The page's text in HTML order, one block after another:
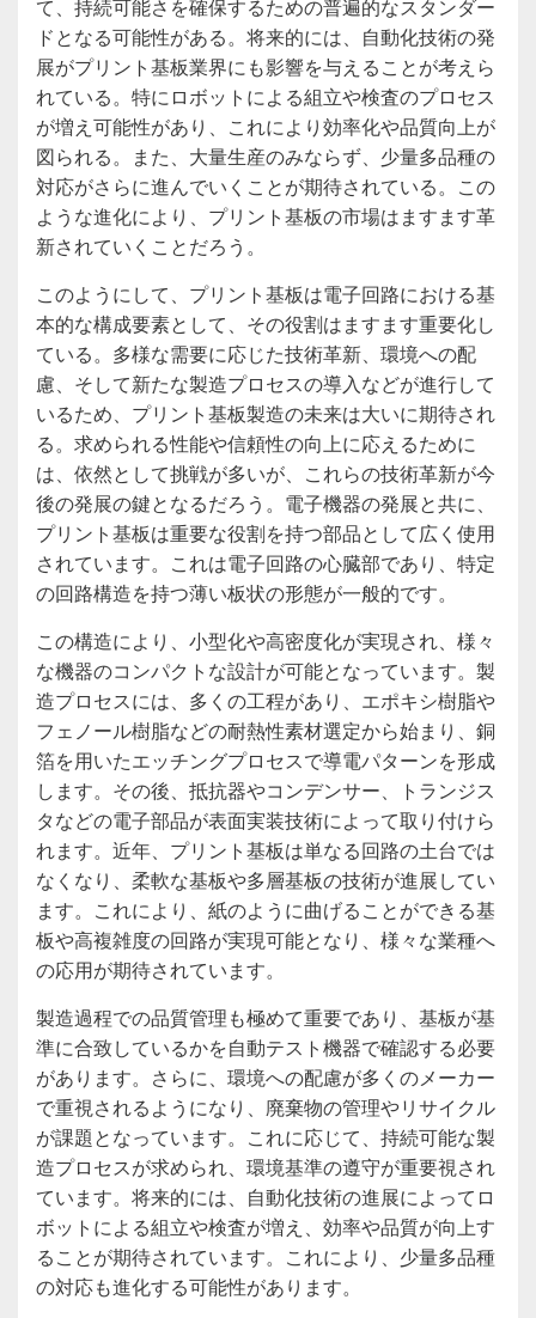
て、持続可能さを確保するための普遍的なスタンダー
ドとなる可能性がある。将来的には、自動化技術の発
展がプリント基板業界にも影響を与えることが考えら
れている。特にロボットによる組立や検査のプロセス
が増え可能性があり、これにより効率化や品質向上が
図られる。また、大量生産のみならず、少量多品種の
対応がさらに進んでいくことが期待されている。この
ような進化により、プリント基板の市場はますます革
新されていくことだろう。
このようにして、プリント基板は電子回路における基
本的な構成要素として、その役割はますます重要化し
ている。多様な需要に応じた技術革新、環境への配
慮、そして新たな製造プロセスの導入などが進行して
いるため、プリント基板製造の未来は大いに期待され
る。求められる性能や信頼性の向上に応えるために
は、依然として挑戦が多いが、これらの技術革新が今
後の発展の鍵となるだろう。電子機器の発展と共に、
プリント基板は重要な役割を持つ部品として広く使用
されています。これは電子回路の心臓部であり、特定
の回路構造を持つ薄い板状の形態が一般的です。
この構造により、小型化や高密度化が実現され、様々
な機器のコンパクトな設計が可能となっています。製
造プロセスには、多くの工程があり、エポキシ樹脂や
フェノール樹脂などの耐熱性素材選定から始まり、銅
箔を用いたエッチングプロセスで導電パターンを形成
します。その後、抵抗器やコンデンサー、トランジス
タなどの電子部品が表面実装技術によって取り付けら
れます。近年、プリント基板は単なる回路の土台では
なくなり、柔軟な基板や多層基板の技術が進展してい
ます。これにより、紙のように曲げることができる基
板や高複雑度の回路が実現可能となり、様々な業種へ
の応用が期待されています。
製造過程での品質管理も極めて重要であり、基板が基
準に合致しているかを自動テスト機器で確認する必要
があります。さらに、環境への配慮が多くのメーカー
で重視されるようになり、廃棄物の管理やリサイクル
が課題となっています。これに応じて、持続可能な製
造プロセスが求められ、環境基準の遵守が重要視され
ています。将来的には、自動化技術の進展によってロ
ボットによる組立や検査が増え、効率や品質が向上す
ることが期待されています。これにより、少量多品種
の対応も進化する可能性があります。